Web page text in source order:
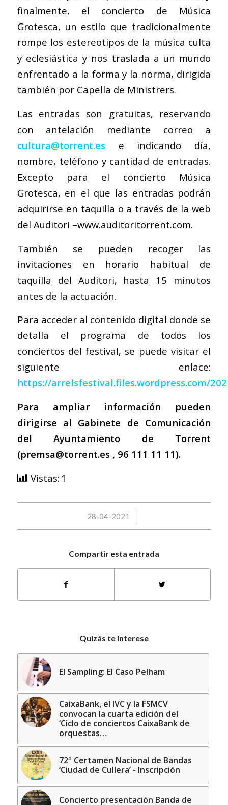
finalmente, el concierto de Música
Grotesca, un estilo que tradicionalmente
rompe los estereotipos de la música culta
y eclesiástica y nos traslada a un mundo
enfrentado a la forma y la norma, dirigida
también por Capella de Ministrers.
Las entradas son gratuitas, reservando
con antelación mediante correo a
cultura@torrent.ese indicando día,
nombre, teléfono y cantidad de entradas.
Excepto para el concierto Música
Grotesca, en el que las entradas podrán
adquirirse en taquilla o a través de la web
del Auditori –www.auditoritorrent.com.
También se pueden recoger las
invitaciones en horario habitual de
taquilla del Auditori, hasta 15 minutos
antes de la actuación.
Para acceder al contenido digital donde se
detalla el programa de todos los
conciertos del festival, se puede visitar el
siguiente enlace:
https://arrelsfestival.files.wordpress.com/
Para ampliar información pueden
dirigirse al Gabinete de Comunicación
del Ayuntamiento de Torrent
(premsa@torrent.es, 96 111 11 11).
Vistas: 1
28-04-2021
/
Compartir esta entrada
Quizás te interese
El Sampling: El Caso Pelham
CaixaBank, el IVC y la FSMCV
convocan la cuarta edición del
‘Ciclo de conciertos CaixaBank de
orquestas…
72º Certamen Nacional de Bandas
‘Ciudad de Cullera’ - Inscripción
Concierto presentación Banda de